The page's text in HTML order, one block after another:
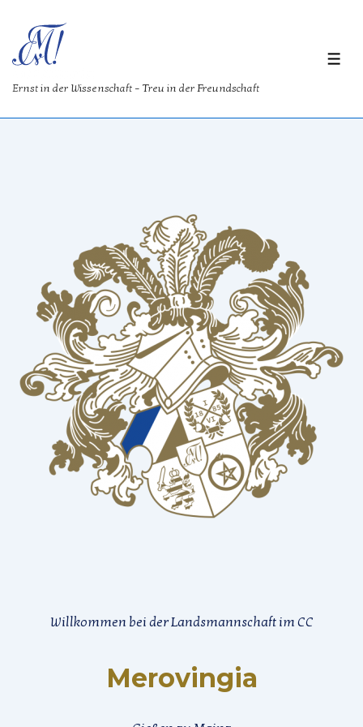
Zum
Inhalt
Ernst in der Wissenschaft – Treu in der Freundschaft
Willkommen bei der Landsmannschaft im CC
Merovingia